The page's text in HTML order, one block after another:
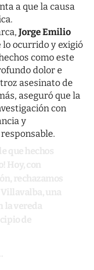
a que la causa
Jorge Emilio
lo ocurrido y exigió
como este
dolor e
asesinato de
aseguró que la
con
y